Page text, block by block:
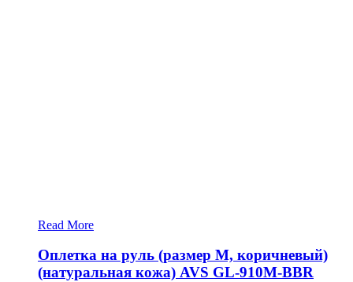
Read More
Оплетка на руль (размер M, коричневый)
(натуральная кожа) AVS GL-910M-BBR